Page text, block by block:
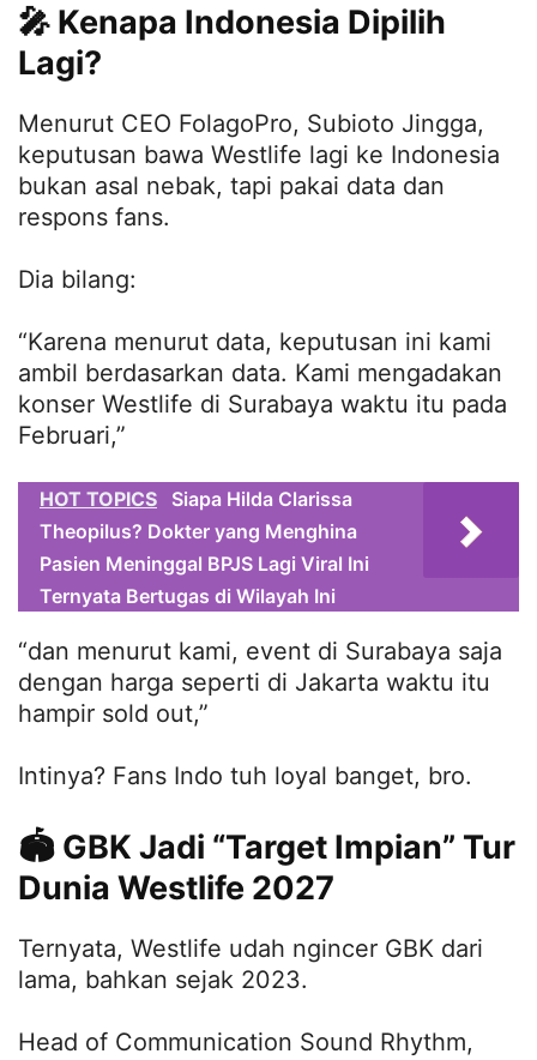
🎤 Kenapa Indonesia Dipilih
Lagi?
Menurut CEO FolagoPro, Subioto Jingga,
keputusan bawa Westlife lagi ke Indonesia
bukan asal nebak, tapi pakai data dan
respons fans.
Dia bilang:
“Karena menurut data, keputusan ini kami
ambil berdasarkan data. Kami mengadakan
konser Westlife di Surabaya waktu itu pada
Februari,”
HOT TOPICS
Siapa Hilda Clarissa
Theopilus? Dokter yang Menghina
Pasien Meninggal BPJS Lagi Viral Ini
Ternyata Bertugas di Wilayah Ini
“dan menurut kami, event di Surabaya saja
dengan harga seperti di Jakarta waktu itu
hampir sold out,”
Intinya? Fans Indo tuh loyal banget, bro.
🏟️ GBK Jadi “Target Impian” Tur
Dunia Westlife 2027
Ternyata, Westlife udah ngincer GBK dari
lama, bahkan sejak 2023.
Head of Communication Sound Rhythm,